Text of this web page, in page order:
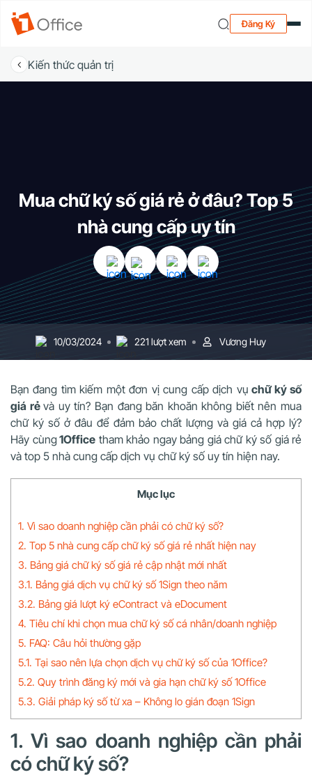
Đăng Ký
Kiến thức quản trị
Mua chữ ký số giá rẻ ở đâu? Top 5
nhà cung cấp uy tín
10/03/2024 221 lượt xem Vương Huy
Bạn đang tìm kiếm một đơn vị cung cấp dịch vụ chữ ký số
giá rẻvà uy tín? Bạn đang băn khoăn không biết nên mua
chữ ký số ở đâu để đảm bảo chất lượng và giá cả hợp lý?
Hãy cùng1Office tham khảo ngay bảng giá chữ ký số giá rẻ
và top 5 nhà cung cấp dịch vụ chữ ký số uy tín hiện nay.
Mục lục
1. Vì sao doanh nghiệp cần phải có chữ ký số?
2. Top 5 nhà cung cấp chữ ký số giá rẻ nhất hiện nay
3. Bảng giá chữ ký số giá rẻ cập nhật mới nhất
3.1. Bảng giá dịch vụ chữ ký số 1Sign theo năm
3.2. Bảng giá lượt ký eContract và eDocument
4. Tiêu chí khi chọn mua chữ ký số cá nhân/doanh nghiệp
5. FAQ: Câu hỏi thường gặp
5.1. Tại sao nên lựa chọn dịch vụ chữ ký số của 1Office?
5.2. Quy trình đăng ký mới và gia hạn chữ ký số 1Office
5.3. Giải pháp ký số từ xa – Không lo gián đoạn 1Sign
1. Vì sao doanh nghiệp cần phải
có chữ ký số?